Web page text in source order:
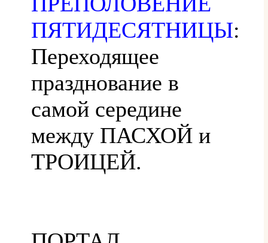
ПЯТИДЕСЯТНИЦЫ:
Переходящее
празднование в
самой середине
между ПАСХОЙ и
ТРОИЦЕЙ.